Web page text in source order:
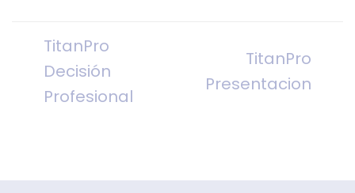
TitanPro
Decisión
Profesional
TitanPro
Presentacion